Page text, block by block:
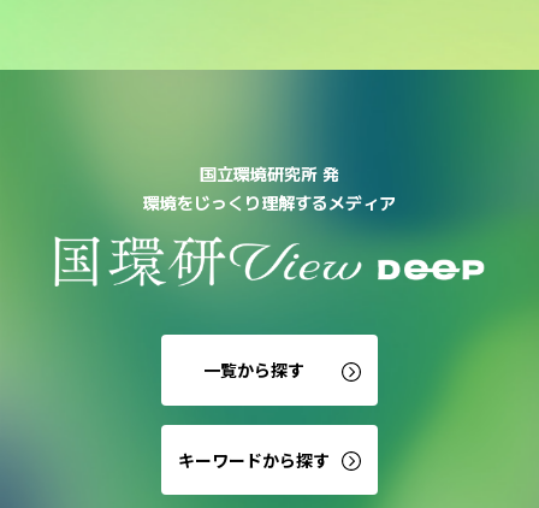
国立環境研究所 発
環境をじっくり理解するメディア
一覧から探す
キーワードから探す